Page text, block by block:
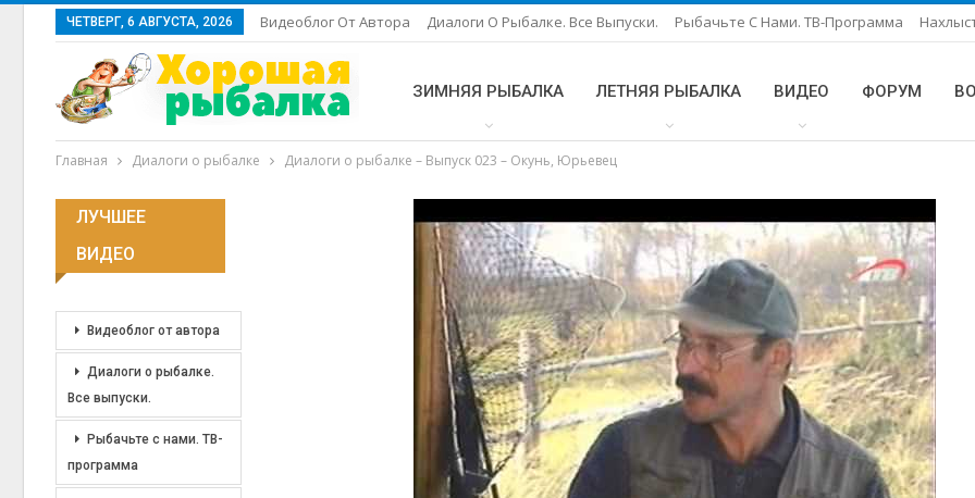
ЧЕТВЕРГ, 6 АВГУСТА, 2026 Видеоблог От Автора Диалоги О Рыбалке. Все Выпуски. Рыбачьте С Нами. ТВ-Программа
ЗИМНЯЯ РЫБАЛКА ЛЕТНЯЯ РЫБАЛКА ВИДЕО ФОРУМ
Главная Диалоги о рыбалке Диалоги о рыбалке – Выпуск 023 – Окунь, Юрьевец
ЛУЧШЕЕ
ВИДЕО
Видеоблог от автора
Диалоги о рыбалке.
Все выпуски.
Рыбачьте с нами. ТВ-
программа